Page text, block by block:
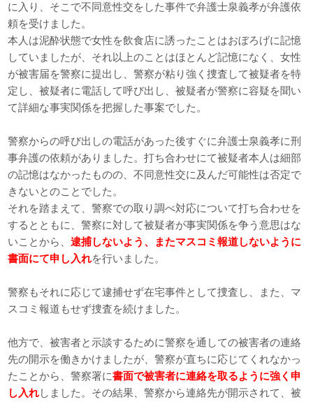
に入り、そこで不同意性交をした事件で弁護士泉義孝が弁護依
頼を受けました。
本人は泥酔状態で女性を飲食店に誘ったことはおぼろげに記憶
していましたが、それ以上のことはほとんど記憶になく、女性
が被害届を警察に提出し、警察が粘り強く捜査して被疑者を特
定し、被疑者に電話して呼び出し、被疑者が警察に容疑を聞い
て詳細な事実関係を把握した事案でした。
警察からの呼び出しの電話があった後すぐに弁護士泉義孝に刑
事弁護の依頼がありました。打ち合わせにて被疑者本人は細部
の記憶はなかったものの、不同意性交に及んだ可能性は否定で
きないとのことでした。
それを踏まえて、警察での取り調べ対応について打ち合わせを
するとともに、警察に対して被疑者が事実関係を争う意思はな
いことから、逮捕しないよう、またマスコミ報道しないように
書面にて申し入れを行いました。
警察もそれに応じて逮捕せず在宅事件として捜査し、また、マ
スコミ報道もせず捜査を続けました。
他方で、被害者と示談するために警察を通しての被害者の連絡
先の開示を働きかけましたが、警察が直ちに応じてくれなかっ
たことから、警察署に書面で被害者に連絡を取るように強く申
し入れしました。その結果、警察から連絡先が開示されて、被